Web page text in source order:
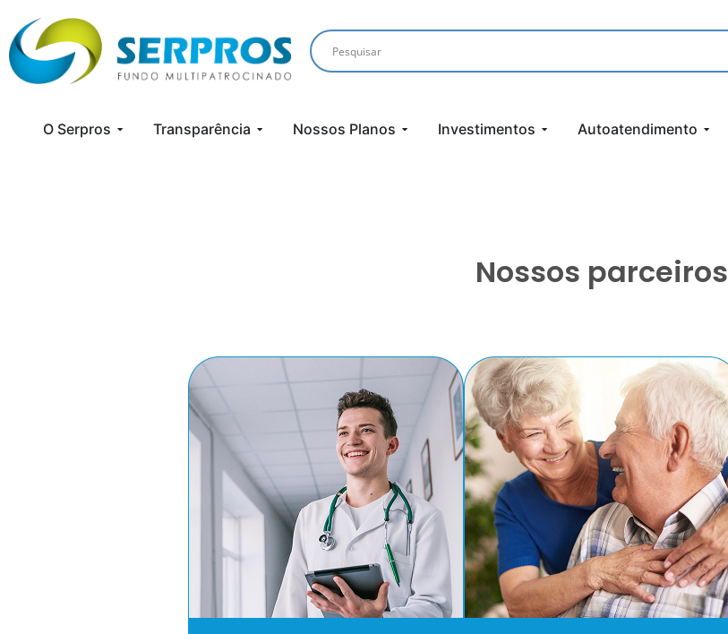
O Serpros Transparência Nossos Planos Investimentos Autoatendimento
Nossos parceiros